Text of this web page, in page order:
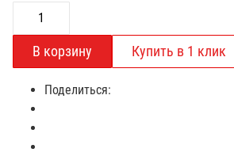
Поделиться: